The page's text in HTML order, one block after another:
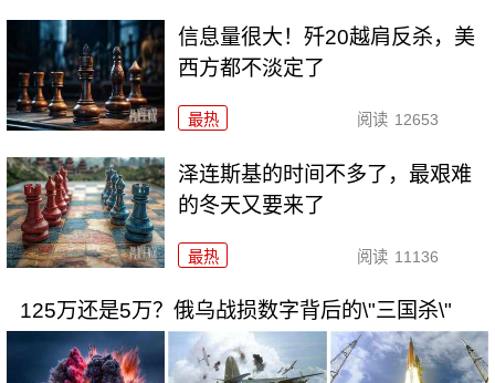
信息量很大！歼20越肩反杀，美
西方都不淡定了
最热 阅读 12653
泽连斯基的时间不多了，最艰难
的冬天又要来了
最热 阅读 11136
125万还是5万？俄乌战损数字背后的\"三国杀\"